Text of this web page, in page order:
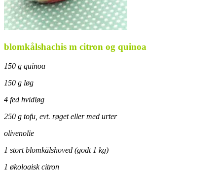
blomkålshachis m citron og quinoa
150 g quinoa
150 g løg
4 fed hvidløg
250 g tofu, evt. røget eller med urter
olivenolie
1 stort blomkålshoved (godt 1 kg)
1 økologisk citron